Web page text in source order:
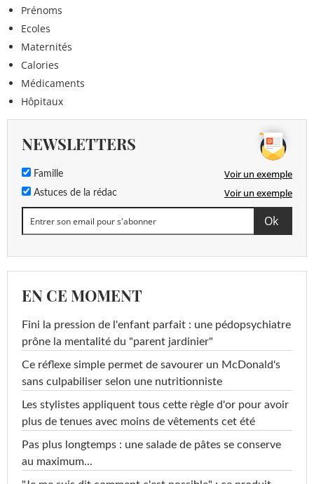
Prénoms
Ecoles
Maternités
Calories
Médicaments
Hôpitaux
NEWSLETTERS
Famille Voir un exemple
Astuces de la rédac Voir un exemple
EN CE MOMENT
Fini la pression de l'enfant parfait : une pédopsychiatre
prône la mentalité du "parent jardinier"
Ce réflexe simple permet de savourer un McDonald's
sans culpabiliser selon une nutritionniste
Les stylistes appliquent tous cette règle d'or pour avoir
plus de tenues avec moins de vêtements cet été
Pas plus longtemps : une salade de pâtes se conserve
au maximum...